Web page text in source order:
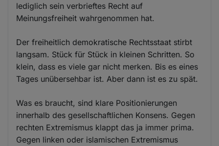
lediglich sein verbrieftes Recht auf
Meinungsfreiheit wahrgenommen hat.
Der freiheitlich demokratische Rechtsstaat stirbt
langsam. Stück für Stück in kleinen Schritten. So
klein, dass es viele gar nicht merken. Bis es eines
Tages unübersehbar ist. Aber dann ist es zu spät.
Was es braucht, sind klare Positionierungen
innerhalb des gesellschaftlichen Konsens. Gegen
rechten Extremismus klappt das ja immer prima.
Gegen linken oder islamischen Extremismus